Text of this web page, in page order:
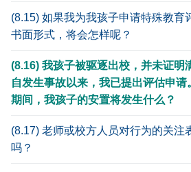
(8.15) 如果我为我孩子申请特殊教育
书面形式，将会怎样呢？
(8.16) 我孩子被驱逐出校，并未证明
自发生事故以来，我已提出评估申
期间，我孩子的安置将发生什么？
(8.17) 老师或校方人员对行为的关注
吗？